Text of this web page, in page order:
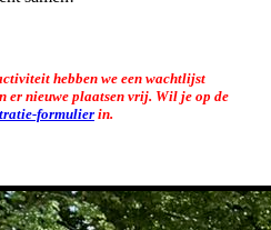
hebben we een wachtlijst
er nieuwe plaatsen vrij. Wil je op de
formulierin.